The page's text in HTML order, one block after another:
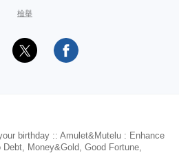
檢舉
birthday :: Amulet&Mutelu : Enhance
Money&Gold, Good Fortune,